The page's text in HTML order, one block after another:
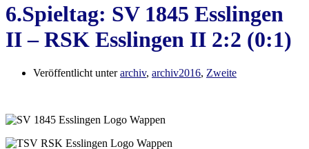
6.Spieltag: SV 1845 Esslingen
II – RSK Esslingen II 2:2 (0:1)
Veröffentlicht unterarchiv, archiv2016, Zweite